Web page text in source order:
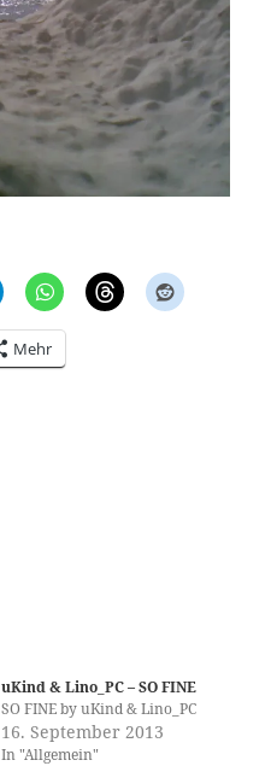
Mehr
uKind & Lino_PC – SO FINE
SO FINE by uKind & Lino_PC
16. September 2013
In "Allgemein"